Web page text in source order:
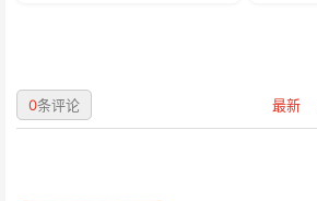
最新
0条评论